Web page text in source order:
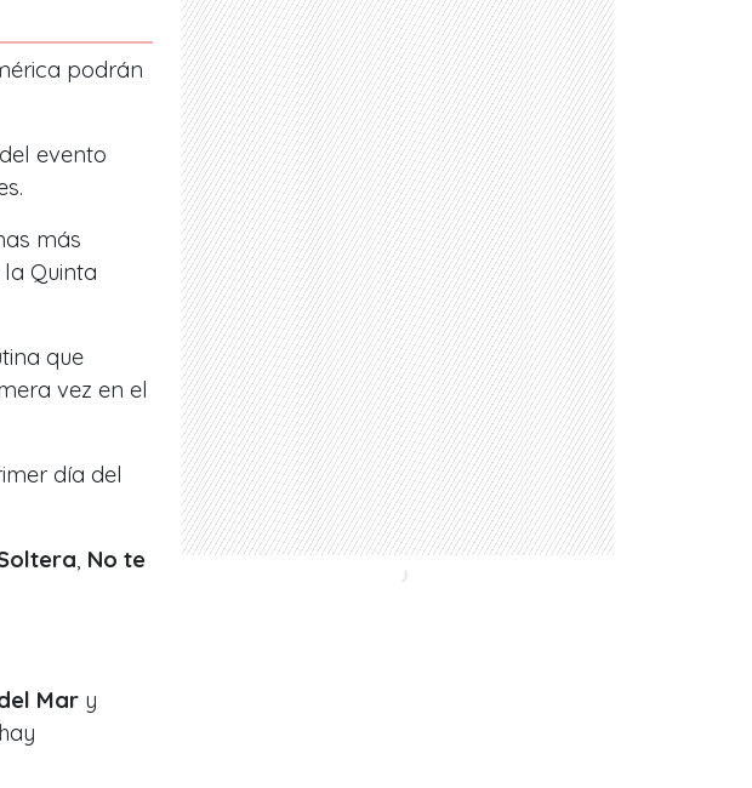
podrán
evento
más
Quinta
que
vez en el
día del
No te
Mar y